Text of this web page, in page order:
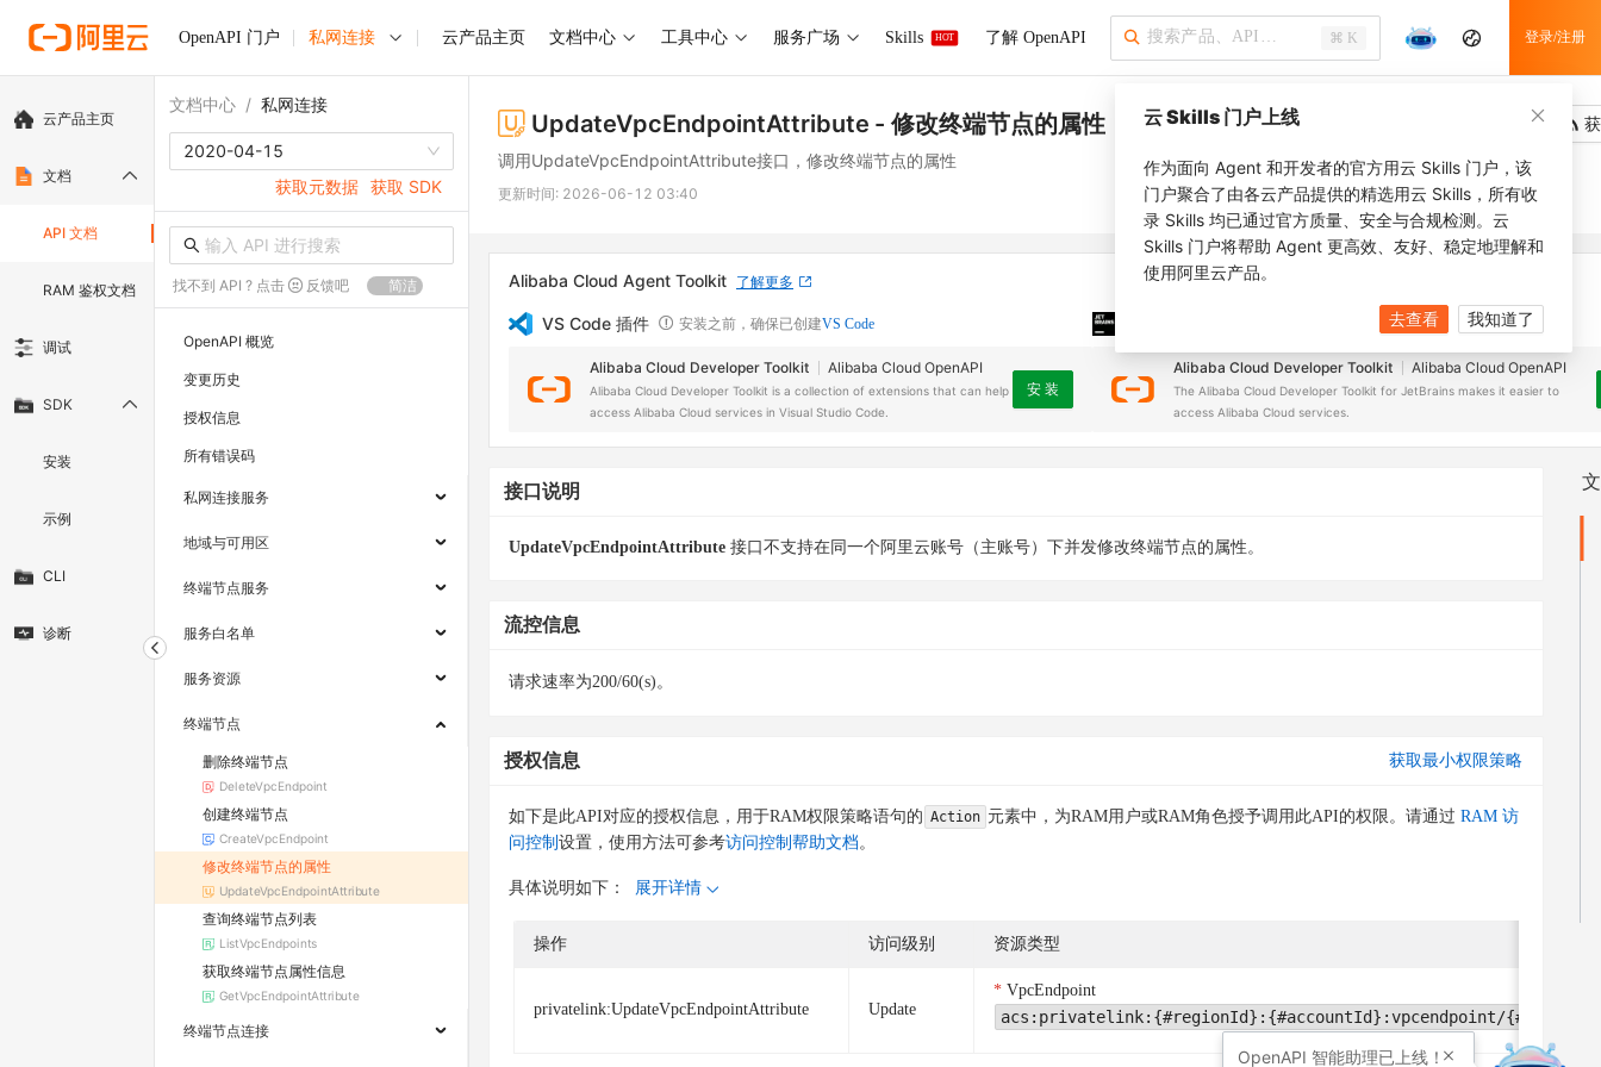
OpenAPI 门户 私网连接 云产品主页 文档中心 工具中心 服务广场 Skills HOT 了解 OpenAPI ⌘ K 登录/注册
云产品主页
文档
API 文档
RAM 鉴权文档
调试
SDK
安装
示例
CLI
诊断
文档中心 / 私网连接
2020-04-15
获取元数据 获取 SDK
找不到 API ? 点击 反馈吧 简洁
OpenAPI 概览
变更历史
授权信息
所有错误码
私网连接服务
地域与可用区
终端节点服务
服务白名单
服务资源
终端节点
删除终端节点
DeleteVpcEndpoint
创建终端节点
CreateVpcEndpoint
修改终端节点的属性
UpdateVpcEndpointAttribute
查询终端节点列表
ListVpcEndpoints
获取终端节点属性信息
GetVpcEndpointAttribute
终端节点连接
UpdateVpcEndpointAttribute - 修改终端节点的属性
调用UpdateVpcEndpointAttribute接口，修改终端节点的属性
更新时间: 2026-06-12 03:40
Alibaba Cloud Agent Toolkit 了解更多
VS Code 插件 安装之前，确保已创建VS Code
Alibaba Cloud Developer Toolkit Alibaba Cloud OpenAPI
Alibaba Cloud Developer Toolkit is a collection of extensions that can help
access Alibaba Cloud services in Visual Studio Code.
安 装
安装之前，确保已创建JetBrains IDE
Alibaba Cloud Developer Toolkit Alibaba Cloud OpenAPI
The Alibaba Cloud Developer Toolkit for JetBrains makes it easier to
access Alibaba Cloud services.
接口说明
UpdateVpcEndpointAttribute 接口不支持在同一个阿里云账号（主账号）下并发修改终端节点的属性。
流控信息
请求速率为200/60(s)。
授权信息 获取最小权限策略
如下是此API对应的授权信息，用于RAM权限策略语句的 Action 元素中，为RAM用户或RAM角色授予调用此API的权限。请通过 RAM 访
问控制 设置，使用方法可参考访问控制帮助文档。
具体说明如下： 展开详情
操作 访问级别 资源类型
privatelink:UpdateVpcEndpointAttribute Update
VpcEndpoint
acs:privatelink:{#regionId}:{#accountId}:vpcendpoint/
云 Skills 门户上线
作为面向 Agent 和开发者的官方用云 Skills 门户，该
门户聚合了由各云产品提供的精选用云 Skills，所有收
录 Skills 均已通过官方质量、安全与合规检测。云
Skills 门户将帮助 Agent 更高效、友好、稳定地理解和
使用阿里云产品。
去查看 我知道了
OpenAPI 智能助理已上线！